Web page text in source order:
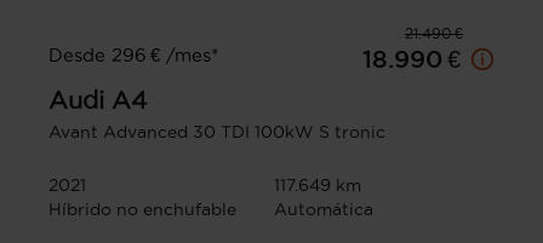
21.490 €
Desde 296 € /mes*
18.990 €
Audi A4
Avant Advanced 30 TDI 100kW S tronic
2021
117.649 km
Híbrido no enchufable
Automática